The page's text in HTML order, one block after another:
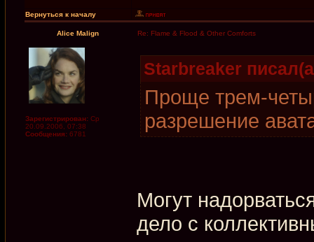
Вернуться к началу
Alice Malign Re: Flame & Flood & Other Comforts
Зарегистрирован: Ср
20.09.2006, 07:38
Сообщения: 6781
Starbreaker
Проще трем-
разрешение
Могут
дело с